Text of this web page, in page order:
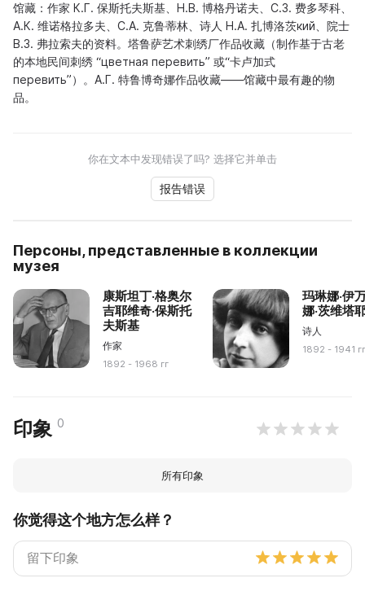
馆藏：作家 К.Г. 保斯托夫斯基、Н.В. 博格丹诺夫、С.З. 费多琴科、
А.К. 维诺格拉多夫、С.А. 克鲁蒂林、诗人 Н.А. 扎博洛茨кий、院士
В.З. 弗拉索夫的资料。塔鲁萨艺术刺绣厂作品收藏（制作基于古老
的本地民间刺绣 “цветная перевить” 或“卡卢加式
перевить”）。A.Г. 特鲁博奇娜作品收藏——馆藏中最有趣的物
品。
你在文本中发现错误了吗? 选择它并单击
报告错误
Персоны, представленные в коллекции
музея
康斯坦丁·格奥尔
吉耶维奇·保斯托
夫斯基
作家
1892 - 1968 гг
玛琳娜·伊
娜·茨维塔
诗人
1892 - 1941
印象 0
所有印象
你觉得这个地方怎么样？